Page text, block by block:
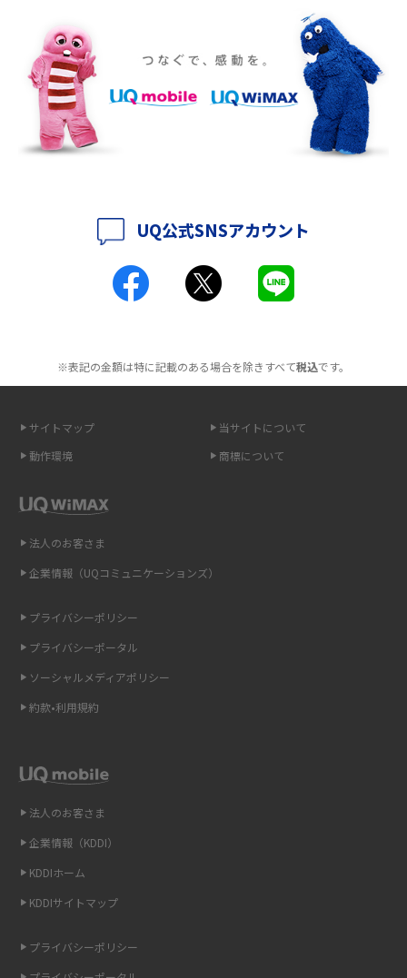
ポケット型Wi-Fiをレンタルするメリットとは？選び方や向いている方の特
徴も紹介
持ち運びできるポケット型Wi-Fiのおススメの選び方は？メリット・デメリ
ットも紹介
ポケット型Wi-Fiとは？通信の仕組みやメリット・デメリットを解説
工事不要！置くだけWi-Fiの特徴は？メリット・デメリットや選び方を解説
無制限で利用できるポケット型Wi-Fiは？選び方や通信費を抑える方法も紹
ポケット型Wi-Fi（モバイルWi-Fi）とは？おススメする方の特徴や選び方を
即日受け取りできるポケット型Wi-Fiはある？すぐに使うための方法や注意
ONU（光回線終端装置）とは？モデム・ルーター・ホームゲートウェイと
ギガバイト（GB）とは？1GBの目安やギガが足りない時の対処法を紹介
Wi-Fi 6とは？Wi-Fi 5との違いやメリットと注意点、規格の種類も解説
Wi-Fiを自宅に設置する方法は？必要なことやポイントも紹介
光ファイバーとは？仕組みやメリット・デメリットを初心者向けにわかり
やすく解説
を解説
6Gとはどんな通信技術？Beyond 5Gや実用化の課題などを解説
UQ公式SNSアカウント
※表記の金額は特に記載のある場合を除きすべて税込です。
サイトマップ
当サイトについて
動作環境
商標について
法人のお客さま
企業情報（KDDI）
KDDIホーム
KDDIサイトマップ
プライバシーポリシー
法人のお客さま
企業情報（UQコミュニケーションズ）
プライバシーポリシー
プライバシーポータル
ソーシャルメディアポリシー
約款•利用規約